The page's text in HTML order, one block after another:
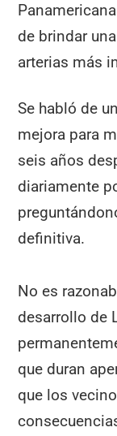
de brindar
arterias más
Se habló de
mejora para
seis años
diariamente
definitiva.
No es
desarrollo de
que duran
que los